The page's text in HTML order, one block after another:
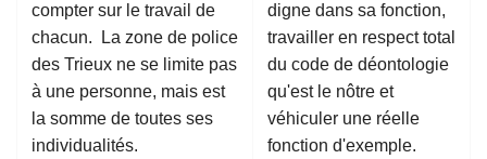
compter sur le travail de
chacun. La zone de police
des Trieux ne se limite pas
à une personne, mais est
la somme de toutes ses
individualités.
digne dans sa fonction,
travailler en respect total
du code de déontologie
qu'est le nôtre et
véhiculer une réelle
fonction d'exemple.